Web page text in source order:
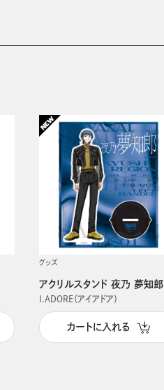
グッズ
アクリルスタンド 夜乃 夢知郎
I.ADORE（アイアドア）
カートに入れる